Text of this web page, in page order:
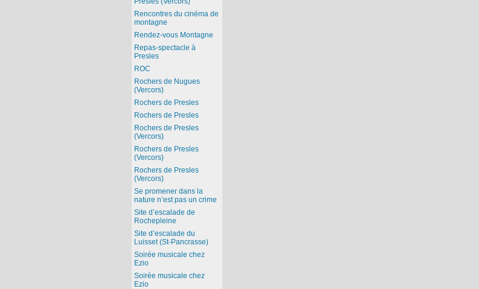
Rencontres du cinéma de
montagne
Rendez-vous Montagne
Repas-spectacle à
Presles
ROC
Rochers de Nugues
(Vercors)
Rochers de Presles
Rochers de Presles
Rochers de Presles
(Vercors)
Rochers de Presles
(Vercors)
Rochers de Presles
(Vercors)
Se promener dans la
nature n’est pas un crime
Site d’escalade de
Rochepleine
Site d’escalade du
Luisset (St-Pancrasse)
Soirée musicale chez
Ezio
Soirée musicale chez
Ezio